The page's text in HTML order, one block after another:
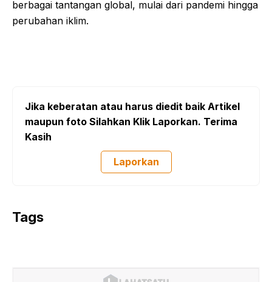
berbagai tantangan global, mulai dari pandemi hingga
perubahan iklim.
Jika keberatan atau harus diedit baik Artikel
maupun foto Silahkan Klik Laporkan. Terima
Kasih
Laporkan
Tags